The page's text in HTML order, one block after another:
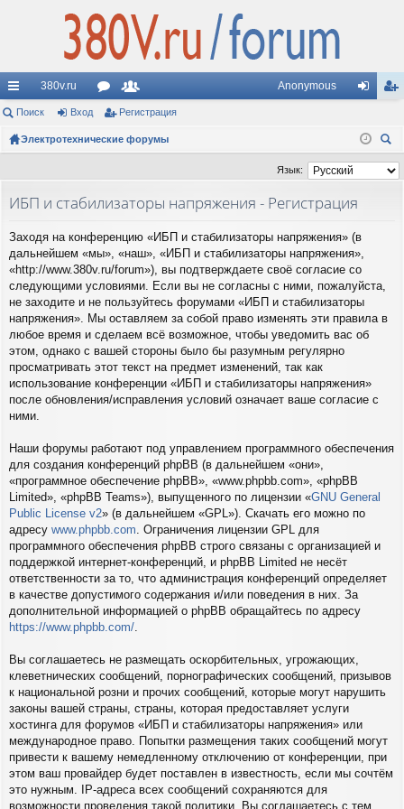
с
ы
380v.ru
ор
ум
ол
ьз
и
Anonymous
д ис
тр
Поиск Вход Регистрация
Электротехнические форумы
ск
Язык:
ИБП и стабилизаторы напряжения - Регистрация
Заходя на конференцию «ИБП и стабилизаторы напряжения» (в
дальнейшем «мы», «наш», «ИБП и стабилизаторы напряжения»,
«http://www.380v.ru/forum»), вы подтверждаете своё согласие со
следующими условиями. Если вы не согласны с ними, пожалуйста,
не заходите и не пользуйтесь форумами «ИБП и стабилизаторы
напряжения». Мы оставляем за собой право изменять эти правила в
любое время и сделаем всё возможное, чтобы уведомить вас об
этом, однако с вашей стороны было бы разумным регулярно
просматривать этот текст на предмет изменений, так как
использование конференции «ИБП и стабилизаторы напряжения»
после обновления/исправления условий означает ваше согласие с
ними.
Наши форумы работают под управлением программного обеспечения
для создания конференций phpBB (в дальнейшем «они»,
«программное обеспечение phpBB», «www.phpbb.com», «phpBB
Limited», «phpBB Teams»), выпущенного по лицензии «GNU General
Public License v2» (в дальнейшем «GPL»). Скачать его можно по
адресу www.phpbb.com . Ограничения лицензии GPL для
программного обеспечения phpBB строго связаны с организацией и
поддержкой интернет-конференций, и phpBB Limited не несёт
ответственности за то, что администрация конференций определяет
в качестве допустимого содержания и/или поведения в них. За
дополнительной информацией о phpBB обращайтесь по адресу
https://www.phpbb.com/
Вы соглашаетесь не размещать оскорбительных, угрожающих,
клеветнических сообщений, порнографических сообщений, призывов
к национальной розни и прочих сообщений, которые могут нарушить
законы вашей страны, страны, которая предоставляет услуги
хостинга для форумов «ИБП и стабилизаторы напряжения» или
международное право. Попытки размещения таких сообщений могут
привести к вашему немедленному отключению от конференции, при
этом ваш провайдер будет поставлен в известность, если мы сочтём
это нужным. IP-адреса всех сообщений сохраняются для
возможности проведения такой политики. Вы соглашаетесь с тем,